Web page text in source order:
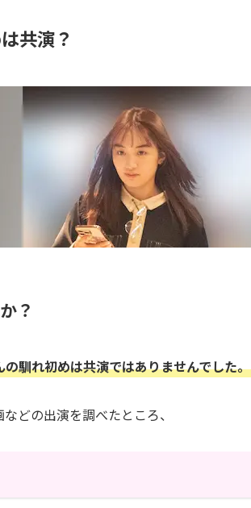
共演？
？
馴れ初めは共演ではありませんでした。
どの出演を調べたところ、